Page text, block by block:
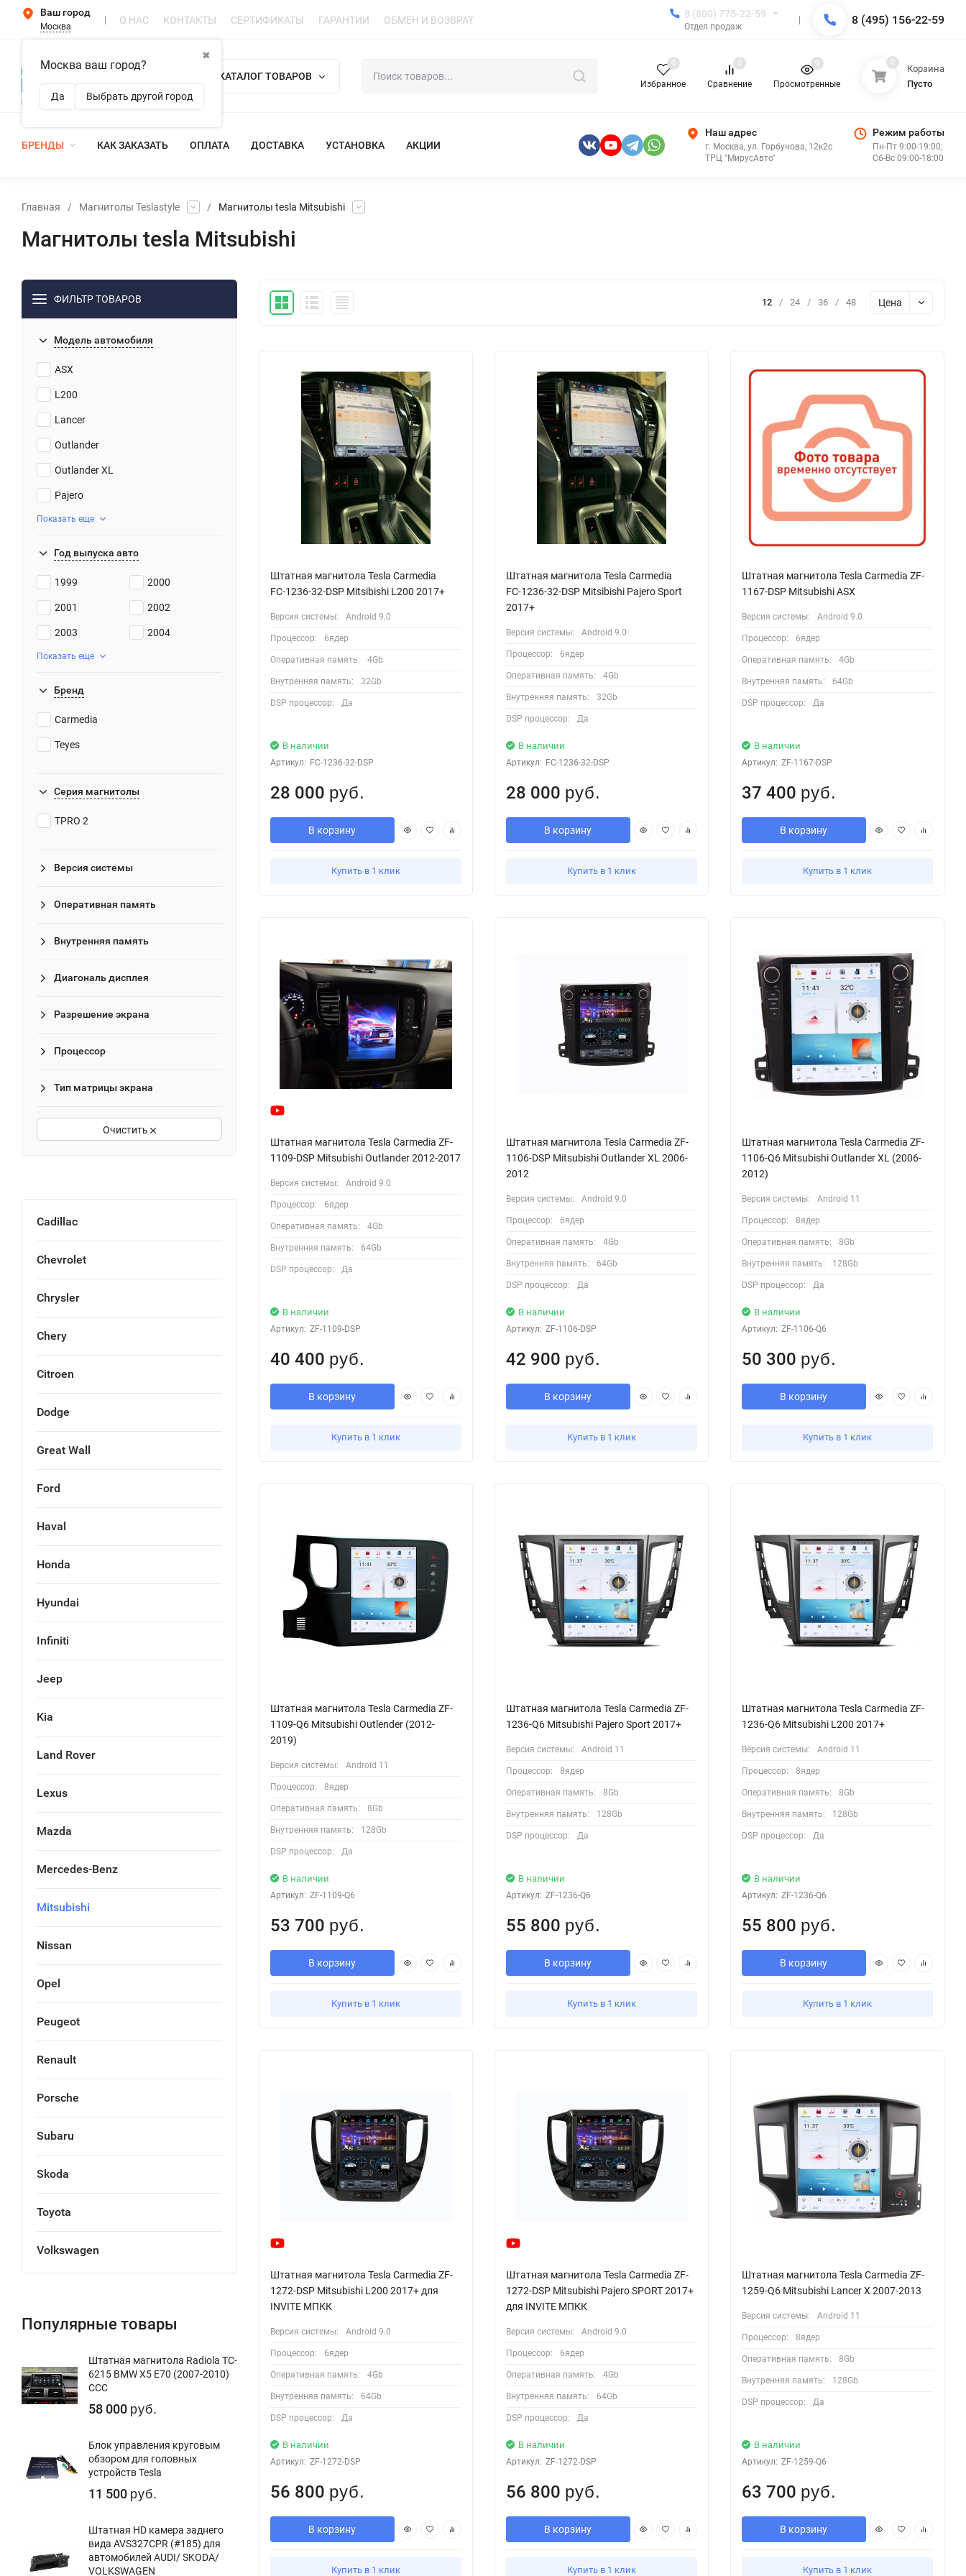
Ваш город
Москва
✖
Москва ваш город?
Да Выбрать другой город
О НАС КОНТАКТЫ СЕРТИФИКАТЫ ГАРАНТИИ ОБМЕН И ВОЗВРАТ
8 (800) 775-22-59
Отдел продаж 8 (495) 156-22-59
КАТАЛОГ ТОВАРОВ
Избранное
0
Сравнение
0
Просмотренные
0 0
Корзина
Пусто
БРЕНДЫ КАК ЗАКАЗАТЬ ОПЛАТА ДОСТАВКА УСТАНОВКА АКЦИИ
Наш адрес
г. Москва, ул. Горбунова, 12к2с
ТРЦ "МирусАвто"
Режим работы
Пн-Пт 9:00-19:00;
Сб-Вс 09:00-18:00
Главная / Магнитолы Teslastyle / Магнитолы tesla Mitsubishi
Магнитолы tesla Mitsubishi
ФИЛЬТР ТОВАРОВ
Модель автомобиля
ASX
L200
Lancer
Outlander
Outlander XL
Pajero
Показать еще
Год выпуска авто
1999 2000
2001 2002
2003 2004
Показать еще
Бренд
Carmedia
Teyes
Серия магнитолы
TPRO 2
Версия системы
Оперативная память
Внутренняя память
Диагональ дисплея
Разрешение экрана
Процессор
Тип матрицы экрана
Очистить
Cadillac
Chevrolet
Chrysler
Chery
Citroen
Dodge
Great Wall
Ford
Haval
Honda
Hyundai
Infiniti
Jeep
Kia
Land Rover
Lexus
Mazda
Mercedes-Benz
Mitsubishi
Nissan
Opel
Peugeot
Renault
Porsche
Subaru
Skoda
Toyota
Volkswagen
Популярные товары
Штатная магнитола Radiola TC-
6215 BMW X5 E70 (2007-2010)
CCC
58 000 руб.
Блок управления круговым
обзором для головных
устройств Tesla
11 500 руб.
Штатная HD камера заднего
вида AVS327CPR (#185) для
автомобилей AUDI/ SKODA/
VOLKSWAGEN
12 / 24 / 36 / 48 Цена
Штатная магнитола Tesla Carmedia
FС-1236-32-DSP Mitsibishi L200 2017+
Версия системы: Android 9.0
Процессор: 6ядер
Оперативная память: 4Gb
Внутренняя память: 32Gb
DSP процессор: Да
В наличии
Артикул: FC-1236-32-DSP
28 000 руб.
В корзину
Купить в 1 клик
Штатная магнитола Tesla Carmedia
FС-1236-32-DSP Mitsibishi Pajero Sport
2017+
Версия системы: Android 9.0
Процессор: 6ядер
Оперативная память: 4Gb
Внутренняя память: 32Gb
DSP процессор: Да
В наличии
Артикул: FC-1236-32-DSP
28 000 руб.
В корзину
Купить в 1 клик
Штатная магнитола Tesla Carmedia ZF-
1167-DSP Mitsubishi ASX
Версия системы: Android 9.0
Процессор: 6ядер
Оперативная память: 4Gb
Внутренняя память: 64Gb
DSP процессор: Да
В наличии
Артикул: ZF-1167-DSP
37 400 руб.
В корзину
Купить в 1 клик
Штатная магнитола Tesla Carmedia ZF-
1109-DSP Mitsubishi Outlander 2012-2017
Версия системы: Android 9.0
Процессор: 6ядер
Оперативная память: 4Gb
Внутренняя память: 64Gb
DSP процессор: Да
В наличии
Артикул: ZF-1109-DSP
40 400 руб.
В корзину
Купить в 1 клик
Штатная магнитола Tesla Carmedia ZF-
1106-DSP Mitsubishi Outlander XL 2006-
2012
Версия системы: Android 9.0
Процессор: 6ядер
Оперативная память: 4Gb
Внутренняя память: 64Gb
DSP процессор: Да
В наличии
Артикул: ZF-1106-DSP
42 900 руб.
В корзину
Купить в 1 клик
Штатная магнитола Tesla Carmedia ZF-
1106-Q6 Mitsubishi Outlander XL (2006-
2012)
Версия системы: Android 11
Процессор: 8ядер
Оперативная память: 8Gb
Внутренняя память: 128Gb
DSP процессор: Да
В наличии
Артикул: ZF-1106-Q6
50 300 руб.
В корзину
Купить в 1 клик
Штатная магнитола Tesla Carmedia ZF-
1109-Q6 Mitsubishi Outlender (2012-
2019)
Версия системы: Android 11
Процессор: 8ядер
Оперативная память: 8Gb
Внутренняя память: 128Gb
DSP процессор: Да
В наличии
Артикул: ZF-1109-Q6
53 700 руб.
В корзину
Купить в 1 клик
Штатная магнитола Tesla Carmedia ZF-
1236-Q6 Mitsubishi Pajero Sport 2017+
Версия системы: Android 11
Процессор: 8ядер
Оперативная память: 8Gb
Внутренняя память: 128Gb
DSP процессор: Да
В наличии
Артикул: ZF-1236-Q6
55 800 руб.
В корзину
Купить в 1 клик
Штатная магнитола Tesla Carmedia ZF-
1236-Q6 Mitsubishi L200 2017+
Версия системы: Android 11
Процессор: 8ядер
Оперативная память: 8Gb
Внутренняя память: 128Gb
DSP процессор: Да
В наличии
Артикул: ZF-1236-Q6
55 800 руб.
В корзину
Купить в 1 клик
Штатная магнитола Tesla Carmedia ZF-
1272-DSP Mitsubishi L200 2017+ для
INVITE МПКК
Версия системы: Android 9.0
Процессор: 6ядер
Оперативная память: 4Gb
Внутренняя память: 64Gb
DSP процессор: Да
В наличии
Артикул: ZF-1272-DSP
56 800 руб.
В корзину
Купить в 1 клик
Штатная магнитола Tesla Carmedia ZF-
1272-DSP Mitsubishi Pajero SPORT 2017+
для INVITE МПКК
Версия системы: Android 9.0
Процессор: 6ядер
Оперативная память: 4Gb
Внутренняя память: 64Gb
DSP процессор: Да
В наличии
Артикул: ZF-1272-DSP
56 800 руб.
В корзину
Купить в 1 клик
Штатная магнитола Tesla Carmedia ZF-
1259-Q6 Mitsubishi Lancer X 2007-2013
Версия системы: Android 11
Процессор: 8ядер
Оперативная память: 8Gb
Внутренняя память: 128Gb
DSP процессор: Да
В наличии
Артикул: ZF-1259-Q6
63 700 руб.
В корзину
Купить в 1 клик